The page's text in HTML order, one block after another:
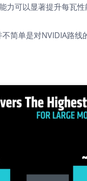
力可以显著提升每瓦
简单是对NVIDIA路